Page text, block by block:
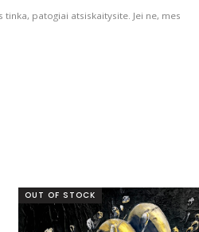
tinka, patogiai atsiskaitysite. Jei ne, mes
OUT OF STOCK